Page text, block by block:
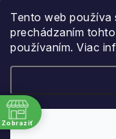
Tento web používa
prechádzaním
používaním. Viac
OBCHODNÉ PODMIENKY
Zásady spracovania
Reklamačný poriadok
Bootfitting -
Dynamická analýza
Požičovňa lyží
Výhody a zľavy
Garancia najnižšej
Prihlásenie
Zobraziť